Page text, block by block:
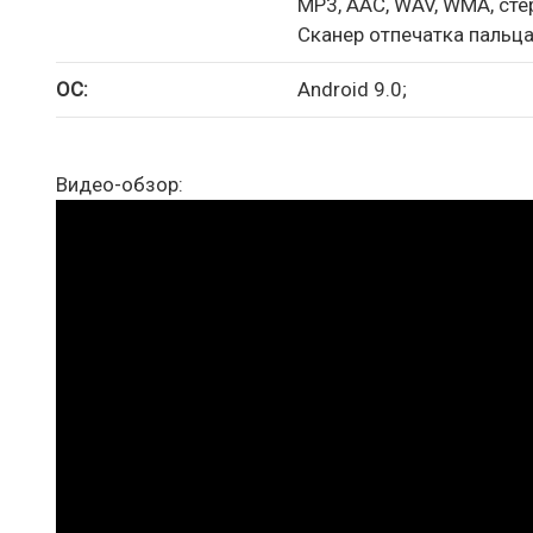
Сканер отпечатка
ОС: Android 9.0;
Видео-обзор: